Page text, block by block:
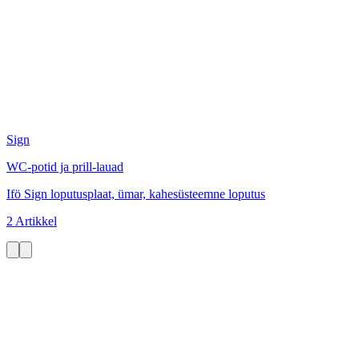
Sign
WC-potid ja prill-lauad
Ifö Sign loputusplaat, ümar, kahesüsteemne loputus
2 Artikkel